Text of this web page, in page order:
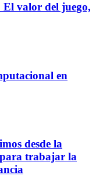
El valor del juego,
en
desde la
para trabajar la